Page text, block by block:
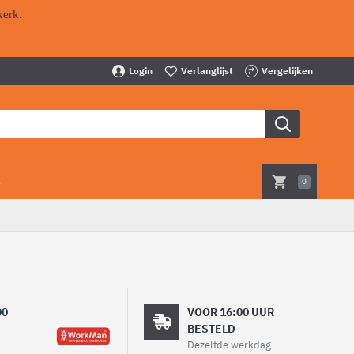
Login Verlanglijst Vergelijken
0
VOOR 16:00 UUR
BESTELD
Dezelfde werkdag